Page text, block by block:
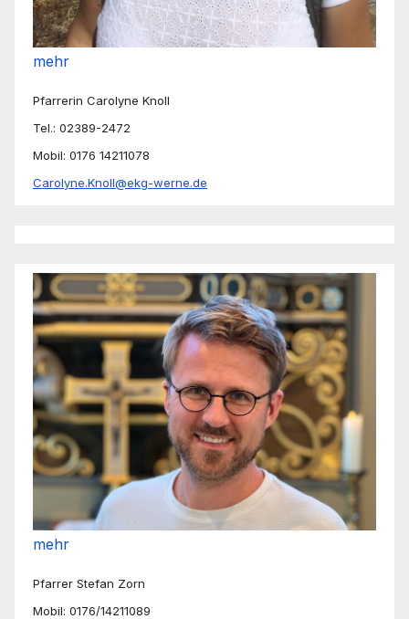
mehr
Pfarrerin Carolyne Knoll
Tel.: 02389-2472
Mobil: 0176 14211078
Carolyne.Knoll@ekg-werne.de
mehr
Pfarrer Stefan Zorn
Mobil: 0176/14211089